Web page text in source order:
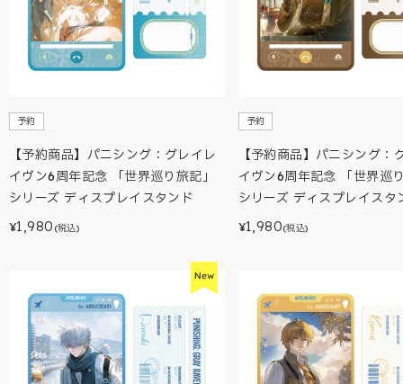
予約
【予約商品】パニシング：グレイレ
イヴン6周年記念 「世界巡り旅記」
シリーズ ディスプレイスタンド
¥1,980 (税込)
予約
【予約商品】パニシング：
イヴン6周年記念 「世界巡
シリーズ ディスプレイスタ
¥1,980(税込)